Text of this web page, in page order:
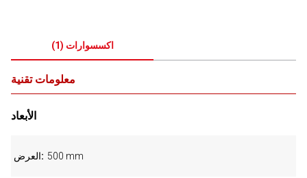
اكسسوارات (
1
)
معلومات تقنية
الأبعاد
العرض 500 mm